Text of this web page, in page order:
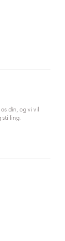
din, og vi vil
stilling.